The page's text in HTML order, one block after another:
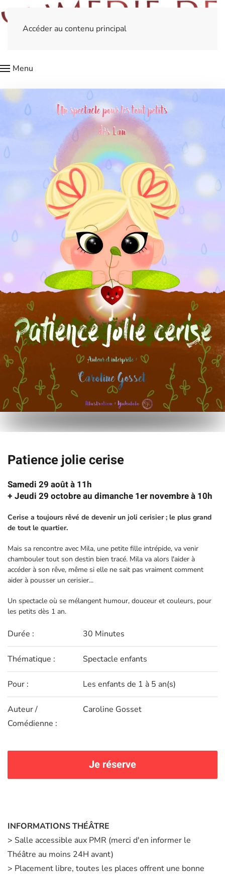
Accéder au contenu principal
Menu
Patience jolie cerise
Samedi 29 août à 11h
+ Jeudi 29 octobre au dimanche 1er novembre à 10h
Cerise a toujours rêvé de devenir un joli cerisier ; le plus grand
de tout le quartier.
Mais sa rencontre avec Mila, une petite fille intrépide, va venir
chambouler tout son destin bien tracé. Mila va alors l'aider à
accéder à son rêve, même si elle ne sait pas vraiment comment
aider à pousser un cerisier...
Un spectacle où se mélangent humour, douceur et couleurs, pour
les petits dès 1 an.
Durée : 30 Minutes
Thématique : Spectacle enfants
Pour : Les enfants de 1 à 5 an(s)
Auteur /
Comédienne :
Caroline Gosset
Je réserve
INFORMATIONS THÉÂTRE
> Salle accessible aux PMR (merci d'en informer le
Théâtre au moins 24H avant)
> Placement libre, toutes les places offrent une bonne